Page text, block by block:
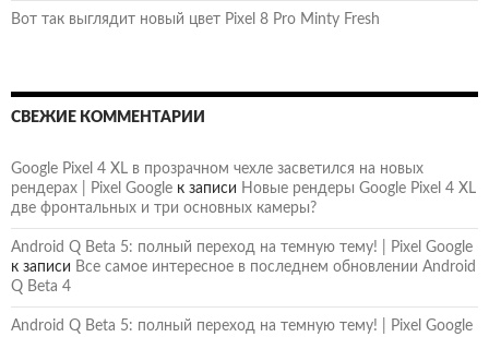
Вот так выглядит новый цвет Pixel 8 Pro Minty Fresh
СВЕЖИЕ КОММЕНТАРИИ
Google Pixel 4 XL в прозрачном чехле засветился на новых
рендерах | Pixel Google к записи Новые рендеры Google Pixel 4 XL
две фронтальных и три основных камеры?
Android Q Beta 5: полный переход на темную тему! | Pixel Google
к записи Все самое интересное в последнем обновлении Android
Q Beta 4
Android Q Beta 5: полный переход на темную тему! | Pixel Google